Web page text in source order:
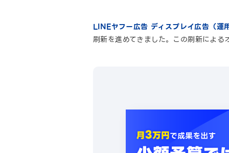
LINEヤフー広告 ディスプレイ広告（運
刷新を進めてきました。この刷新による